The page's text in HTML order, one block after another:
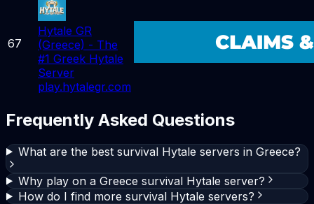
67
Hytale GR
(Greece) - The
#1 Greek Hytale
Server
play.hytalegr.com
Frequently Asked Questions
What are the best survival Hytale servers in Greece?
Why play on a Greece survival Hytale server?
How do I find more survival Hytale servers?